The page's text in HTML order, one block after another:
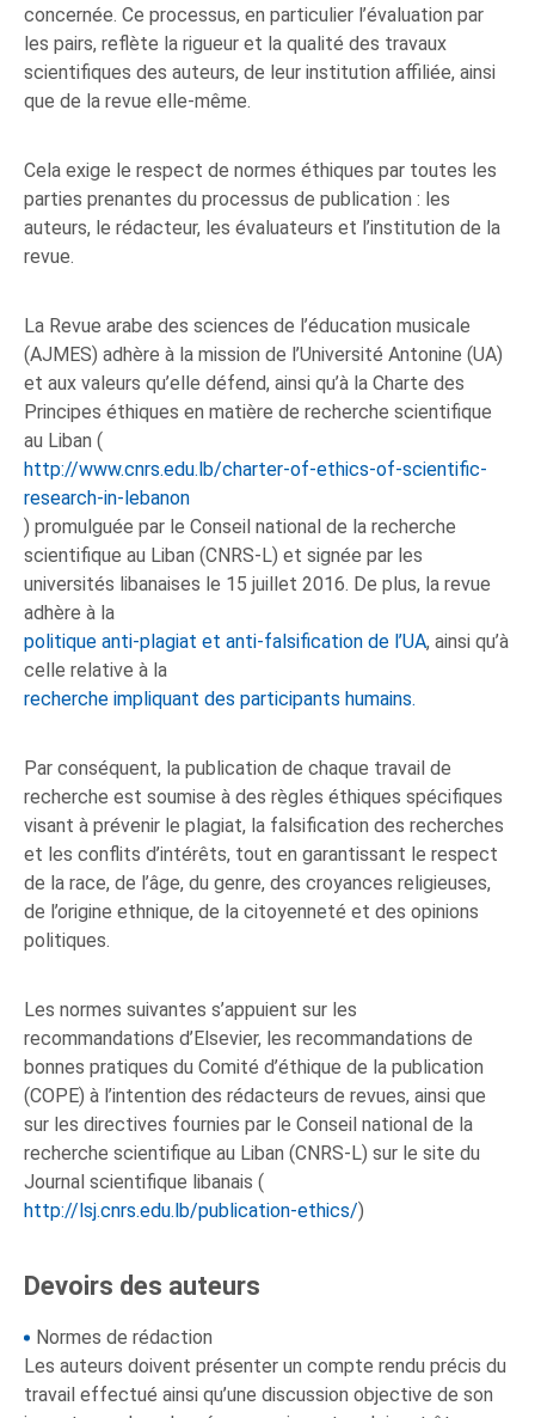
concernée. Ce processus, en particulier l’évaluation par
les pairs, reflète la rigueur et la qualité des travaux
scientifiques des auteurs, de leur institution affiliée, ainsi
que de la revue elle-même.
Cela exige le respect de normes éthiques par toutes les
parties prenantes du processus de publication : les
auteurs, le rédacteur, les évaluateurs et l’institution de la
revue.
La Revue arabe des sciences de l’éducation musicale
(AJMES) adhère à la mission de l’Université Antonine (UA)
et aux valeurs qu’elle défend, ainsi qu’à la Charte des
Principes éthiques en matière de recherche scientifique
au Liban (
http://www.cnrs.edu.lb/charter-of-ethics-of-scientific-
research-in-lebanon
) promulguée par le Conseil national de la recherche
scientifique au Liban (CNRS-L) et signée par les
universités libanaises le 15 juillet 2016. De plus, la revue
adhère à la
politique anti-plagiat et anti-falsification de l’UA, ainsi qu’à
celle relative à la
recherche impliquant des participants humains.
Par conséquent, la publication de chaque travail de
recherche est soumise à des règles éthiques spécifiques
visant à prévenir le plagiat, la falsification des recherches
et les conflits d’intérêts, tout en garantissant le respect
de la race, de l’âge, du genre, des croyances religieuses,
de l’origine ethnique, de la citoyenneté et des opinions
politiques.
Les normes suivantes s’appuient sur les
recommandations d’Elsevier, les recommandations de
bonnes pratiques du Comité d’éthique de la publication
(COPE) à l’intention des rédacteurs de revues, ainsi que
sur les directives fournies par le Conseil national de la
recherche scientifique au Liban (CNRS-L) sur le site du
Journal scientifique libanais (
http://lsj.cnrs.edu.lb/publication-ethics/)
Devoirs des auteurs
Normes de rédaction
Les auteurs doivent présenter un compte rendu précis du
travail effectué ainsi qu’une discussion objective de son